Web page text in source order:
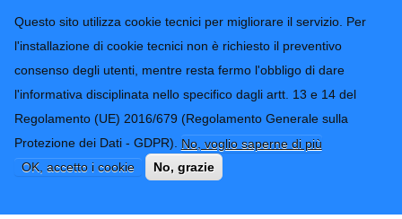
Questo sito utilizza cookie tecnici per migliorare il servizio. Per
l'installazione di cookie tecnici non è richiesto il preventivo
consenso degli utenti, mentre resta fermo l'obbligo di dare
l'informativa disciplinata nello specifico dagli artt. 13 e 14 del
Regolamento (UE) 2016/679 (Regolamento Generale sulla
Protezione dei Dati - GDPR). No, voglio saperne di più
OK, accetto i cookie
No, grazie
Provincia di
Imperia
CONTATTI-URP
TRASPARENZA
Form di ricerca
Ambiente e rifiuti